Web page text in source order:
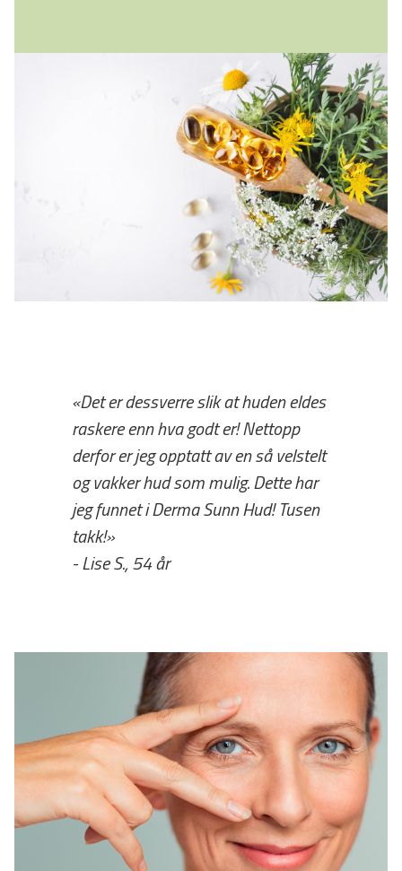
«Det er dessverre slik at huden eldes
raskere enn hva godt er! Nettopp
derfor er jeg opptatt av en så velstelt
og vakker hud som mulig. Dette har
jeg funnet i Derma Sunn Hud! Tusen
takk!»
- Lise S., 54 år